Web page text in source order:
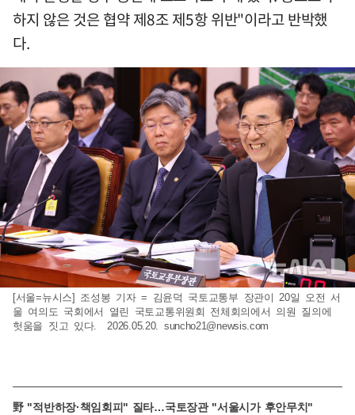
하지 않은 것은 협약 제8조 제5항 위반"이라고 반박했
다.
[서울=뉴시스] 조성봉 기자 = 김윤덕 국토교통부 장관이 20일 오전 서
울 여의도 국회에서 열린 국토교통위원회 전체회의에서 의원 질의에
헛움을 짓고 있다. 2026.05.20. suncho21@newsis.com
野 "적반하장·책임회피" 질타…국토장관 "서울시가 후안무치"